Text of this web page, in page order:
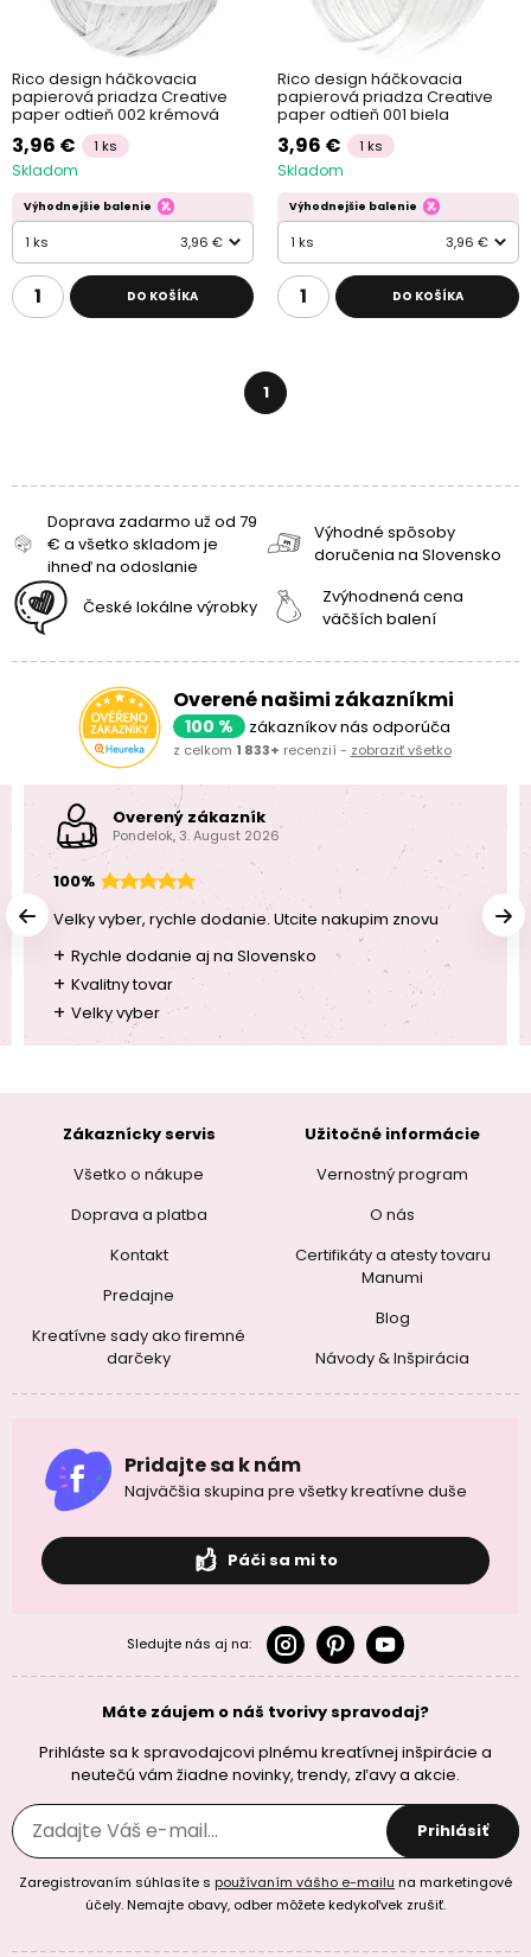
Rico design háčkovacia
papierová priadza Creative
paper odtieň 002 krémová
3,96 € 1 ks
Skladom
Výhodnejšie balenie
1 ks 3,96 €
DO KOŠÍKA
Rico design háčkovacia
papierová priadza Creative
paper odtieň 001 biela
3,96 € 1 ks
Skladom
Výhodnejšie balenie
1 ks 3,96 €
DO KOŠÍKA
1
Doprava zadarmo už od 79
€ a všetko skladom je
ihneď na odoslanie
Výhodné spôsoby
doručenia na Slovensko
České lokálne výrobky
Zvýhodnená cena
väčších balení
Overené našimi zákazníkmi
100 % zákazníkov nás odporúča
z celkom 1 833+ recenzií - zobraziť všetko
Overený zákazník
Pondelok, 3. August 2026
100%
Velky vyber, rychle dodanie. Utcite nakupim znovu
+ Rychle dodanie aj na Slovensko
+ Kvalitny tovar
+ Velky vyber
Zákaznícky servis
Všetko o nákupe
Doprava a platba
Kontakt
Predajne
Kreatívne sady ako firemné
darčeky
Užitočné informácie
Vernostný program
O nás
Certifikáty a atesty tovaru
Manumi
Blog
Návody & Inšpirácia
Pridajte sa k nám
Najväčšia skupina pre všetky kreatívne duše
Páči sa mi to
Sledujte nás aj na:
Máte záujem o náš tvorivy spravodaj?
Prihláste sa k spravodajcovi plnému kreatívnej inšpirácie a
neutečú vám žiadne novinky, trendy, zľavy a akcie.
Prihlásiť
Zaregistrovaním súhlasíte s používaním vášho e-mailu na marketingové
účely. Nemajte obavy, odber môžete kedykoľvek zrušiť.